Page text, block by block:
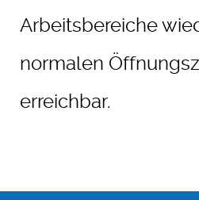
Arbeitsbereiche
normalen
erreichbar.